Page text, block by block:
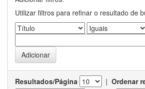
Utilizar filtros para refinar o resultado de
Resultados/Página | Ordenar